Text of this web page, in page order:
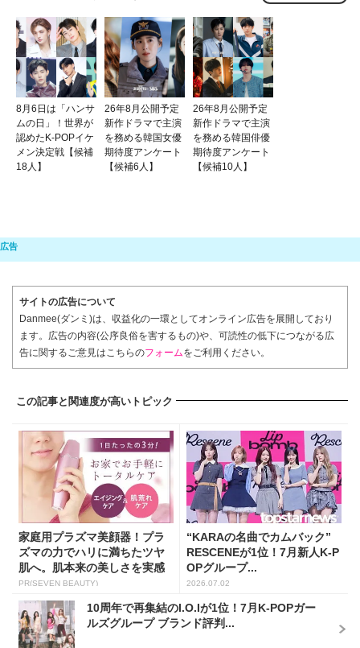
8月6日は「ハンサ
ムの日」！世界が
認めたK-POPイケ
メン決定戦【候補
18人】
26年8月公開予定
新作ドラマで主演
を務める韓国女優
期待度アンケート
【候補6人】
26年8月公開予定
新作ドラマで主演
を務める韓国俳優
期待度アンケート
【候補10人】
サイトの広告について
Danmee(ダンミ)は、収益化の一環としてオンライン広告を展開しており
ます。広告の内容(公序良俗を害するもの)や、可読性の低下につながる広
告に関するご意見はこちらのフォームをご利用ください。
この記事と関連度が高いトピック
家庭用プラズマ美顔器！プラ
ズマの力でハリに満ちたツヤ
肌へ。肌本来の美しさを実感
し...
PR(SEVEN BEAUTY)
“KARAの名曲でカムバック”
RESCENEが1位！7月新人K-P
OPグループ...
2026.07.02
10周年で再集結のI.O.Iが1位！7月K-POPガー
ルズグループ ブランド評判...